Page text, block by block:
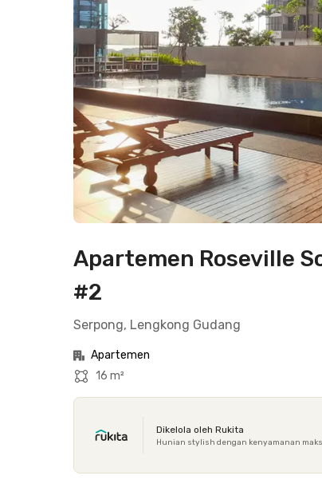
Apartemen Roseville
#2
Serpong, Lengkong Gudang
Apartemen
16 m²
Dikelola oleh Rukita
Hunian stylish dengan kenyamanan